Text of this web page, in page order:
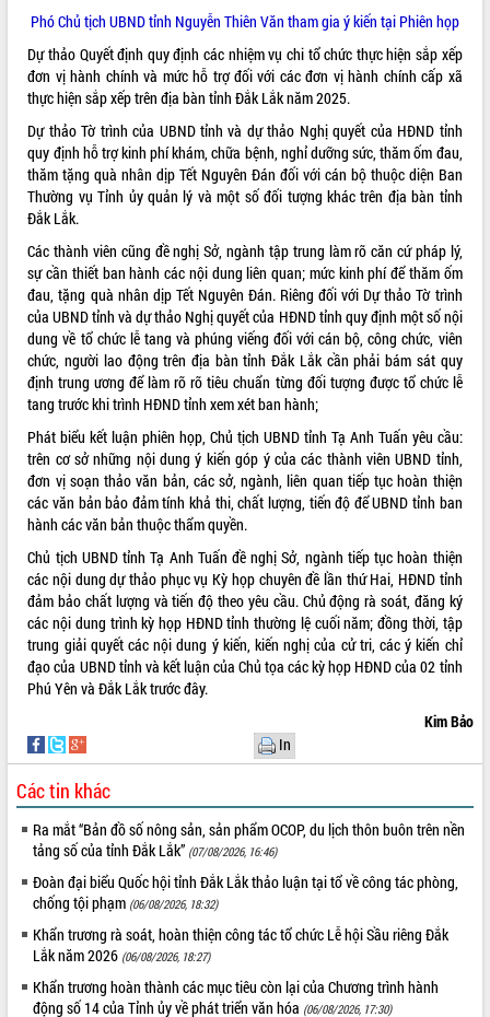
Hôm nay: 23483
Tất cả: 66036223
Phó Chủ tịch UBND tỉnh Nguyễn Thiên Văn tham gia ý kiến tại Phiên họp
Dự thảo Quyết định quy định các nhiệm vụ chi tổ chức thực hiện sắp xếp
đơn vị hành chính và mức hỗ trợ đối với các đơn vị hành chính cấp xã
thực hiện sắp xếp trên địa bàn tỉnh Đắk Lắk năm 2025.
Dự thảo Tờ trình của UBND tỉnh và dự thảo Nghị quyết của HĐND tỉnh
quy định hỗ trợ kinh phí khám, chữa bệnh, nghỉ dưỡng sức, thăm ốm đau,
thăm tặng quà nhân dịp Tết Nguyên Đán đối với cán bộ thuộc diện Ban
Thường vụ Tỉnh ủy quản lý và một số đối tượng khác trên địa bàn tỉnh
Đắk Lắk.
Các thành viên cũng đề nghị Sở, ngành tập trung làm rõ căn cứ pháp lý,
sự cần thiết ban hành các nội dung liên quan; mức kinh phí để thăm ốm
đau, tặng quà nhân dịp Tết Nguyên Đán. Riêng đối với Dự thảo Tờ trình
của UBND tỉnh và dự thảo Nghị quyết của HĐND tỉnh quy định một số nội
dung về tổ chức lễ tang và phúng viếng đối với cán bộ, công chức, viên
chức, người lao động trên địa bàn tỉnh Đắk Lắk cần phải bám sát quy
định trung ương để làm rõ rõ tiêu chuẩn từng đối tượng được tổ chức lễ
tang trước khi trình HĐND tỉnh xem xét ban hành;
Phát biểu kết luận phiên họp, Chủ tịch UBND tỉnh Tạ Anh Tuấn yêu cầu:
trên cơ sở những nội dung ý kiến góp ý của các thành viên UBND tỉnh,
đơn vị soạn thảo văn bản, các sở, ngành, liên quan tiếp tục hoàn thiện
các văn bản bảo đảm tính khả thi, chất lượng, tiến độ để UBND tỉnh ban
hành các văn bản thuộc thẩm quyền.
Chủ tịch UBND tỉnh Tạ Anh Tuấn đề nghị Sở, ngành tiếp tục hoàn thiện
các nội dung dự thảo phục vụ Kỳ họp chuyên đề lần thứ Hai, HĐND tỉnh
đảm bảo chất lượng và tiến độ theo yêu cầu. Chủ động rà soát, đăng ký
các nội dung trình kỳ họp HĐND tỉnh thường lệ cuối năm; đồng thời, tập
trung giải quyết các nội dung ý kiến, kiến nghị của cử tri, các ý kiến chỉ
đạo của UBND tỉnh và kết luận của Chủ tọa các kỳ họp HĐND của 02 tỉnh
Phú Yên và Đắk Lắk trước đây.
Kim Bảo
In
Các tin khác
Ra mắt “Bản đồ số nông sản, sản phẩm OCOP, du lịch thôn buôn trên nền
tảng số của tỉnh Đắk Lắk” (07/08/2026, 16:46)
Đoàn đại biểu Quốc hội tỉnh Đắk Lắk thảo luận tại tổ về công tác phòng,
chống tội phạm (06/08/2026, 18:32)
Khẩn trương rà soát, hoàn thiện công tác tổ chức Lễ hội Sầu riêng Đắk
Lắk năm 2026 (06/08/2026, 18:27)
Khẩn trương hoàn thành các mục tiêu còn lại của Chương trình hành
động số 14 của Tỉnh ủy về phát triển văn hóa (06/08/2026, 17:30)